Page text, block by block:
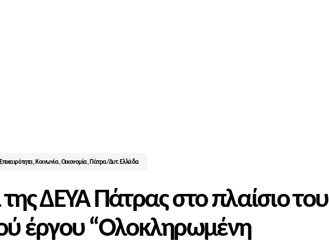
Επικαιρότητα,Κοινωνία,Οικονομία,Πάτρα/Δυτ. Ελλάδα
ΔΕΥΑ Πάτρας στο πλαίσιο του
έργου “Ολοκληρωμένη